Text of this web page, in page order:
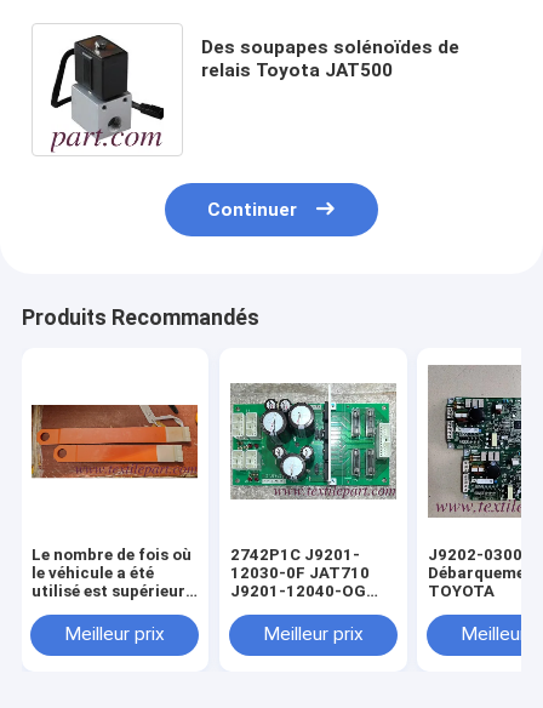
Des soupapes solénoïdes de
relais Toyota JAT500
Continuer
Produits Recommandés
Le nombre de fois où
le véhicule a été
utilisé est supérieur
Meilleur prix
2742P1C J9201-
12030-0F JAT710
J9201-12040-OG
ALIMENTATION
DCPS
Meilleur prix
J9202-03000-
Débarquement
TOYOTA
Meilleur